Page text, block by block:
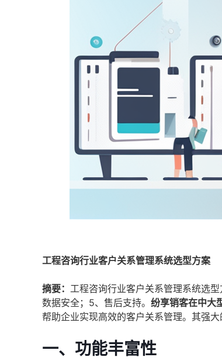
工程咨询行业客户关系管理系统选型方案
摘要： 工程咨询行业客户关系管理系统选
数据安全；5、售后支持。 纷享销客在中大
帮助企业实现高效的客户关系管理。其强
一、功能丰富性